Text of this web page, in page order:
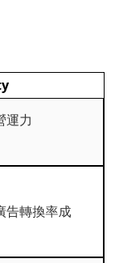
運力
告轉換率成